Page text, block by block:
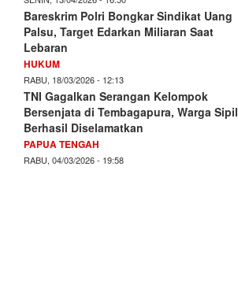
Bareskrim Polri Bongkar Sindikat Uang
Palsu, Target Edarkan Miliaran Saat
Lebaran
HUKUM
RABU, 18/03/2026 - 12:13
TNI Gagalkan Serangan Kelompok
Bersenjata di Tembagapura, Warga Sipil
Berhasil Diselamatkan
PAPUA TENGAH
RABU, 04/03/2026 - 19:58